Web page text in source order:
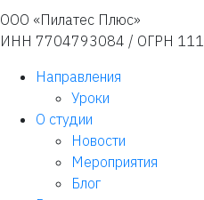
ООО «Пилатес Плюс»
ИНН 7704793084 / ОГРН
Направления
Уроки
О студии
Новости
Мероприятия
Блог